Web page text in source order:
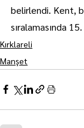
belirlendi. Kent,
sıralamasında
Kırklareli
Manşet